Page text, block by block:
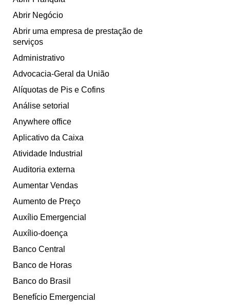
Abrir Negócio
Abrir uma empresa de prestação de
serviços
Administrativo
Advocacia-Geral da União
Alíquotas de Pis e Cofins
Análise setorial
Anywhere office
Aplicativo da Caixa
Atividade Industrial
Auditoria externa
Aumentar Vendas
Aumento de Preço
Auxílio Emergencial
Auxílio-doença
Banco Central
Banco de Horas
Banco do Brasil
Benefício Emergencial